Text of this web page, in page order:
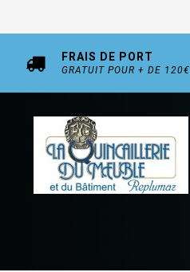
FRAIS DE PORT
GRATUIT POUR + DE 120€